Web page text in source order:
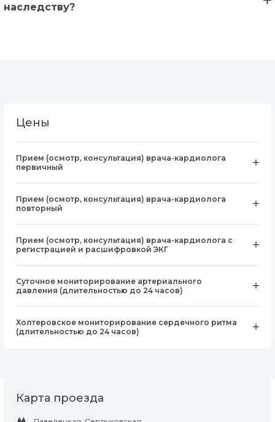
наследству?
Цены
Прием (осмотр, консультация) врача-кардиолога
первичный
Прием (осмотр, консультация) врача-кардиолога
повторный
Прием (осмотр, консультация) врача-кардиолога с
регистрацией и расшифровкой ЭКГ
Суточное мониторирование артериального
давления (длительностью до 24 часов)
Холтеровское мониторирование сердечного ритма
(длительностью до 24 часов)
Карта проезда